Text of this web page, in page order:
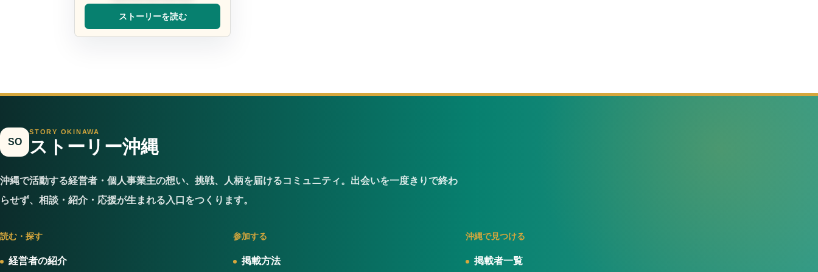
ストーリーを読む
SO
STORY OKINAWA
ストーリー沖縄
沖縄で活動する経営者・個人事業主の想い、挑戦、人柄を届けるコミュニティ。出会いを一度きりで終わ
らせず、相談・紹介・応援が生まれる入口をつくります。
読む・探す
経営者の紹介
参加する
掲載方法
沖縄で見つける
掲載者一覧